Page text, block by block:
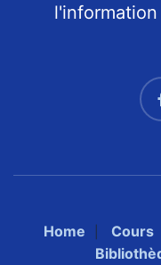
Home Cours